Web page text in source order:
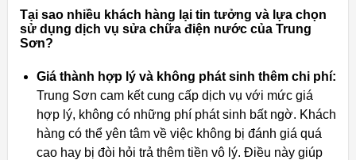
Tại sao nhiều khách hàng lại tin tưởng và lựa chọn
sử dụng dịch vụ sửa chữa điện nước của Trung
Sơn?
Giá thành hợp lý và không phát sinh thêm chi phí:
Trung Sơn cam kết cung cấp dịch vụ với mức giá
hợp lý, không có những phí phát sinh bất ngờ. Khách
hàng có thể yên tâm về việc không bị đánh giá quá
cao hay bị đòi hỏi trả thêm tiền vô lý. Điều này giúp